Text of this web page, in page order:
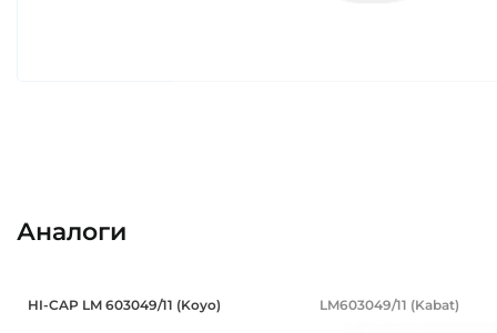
Аналоги
Подшипник повышенной
HI-CAP LM 603049/11 (Koyo) Подшипник
LM603049/11 (Kabat)